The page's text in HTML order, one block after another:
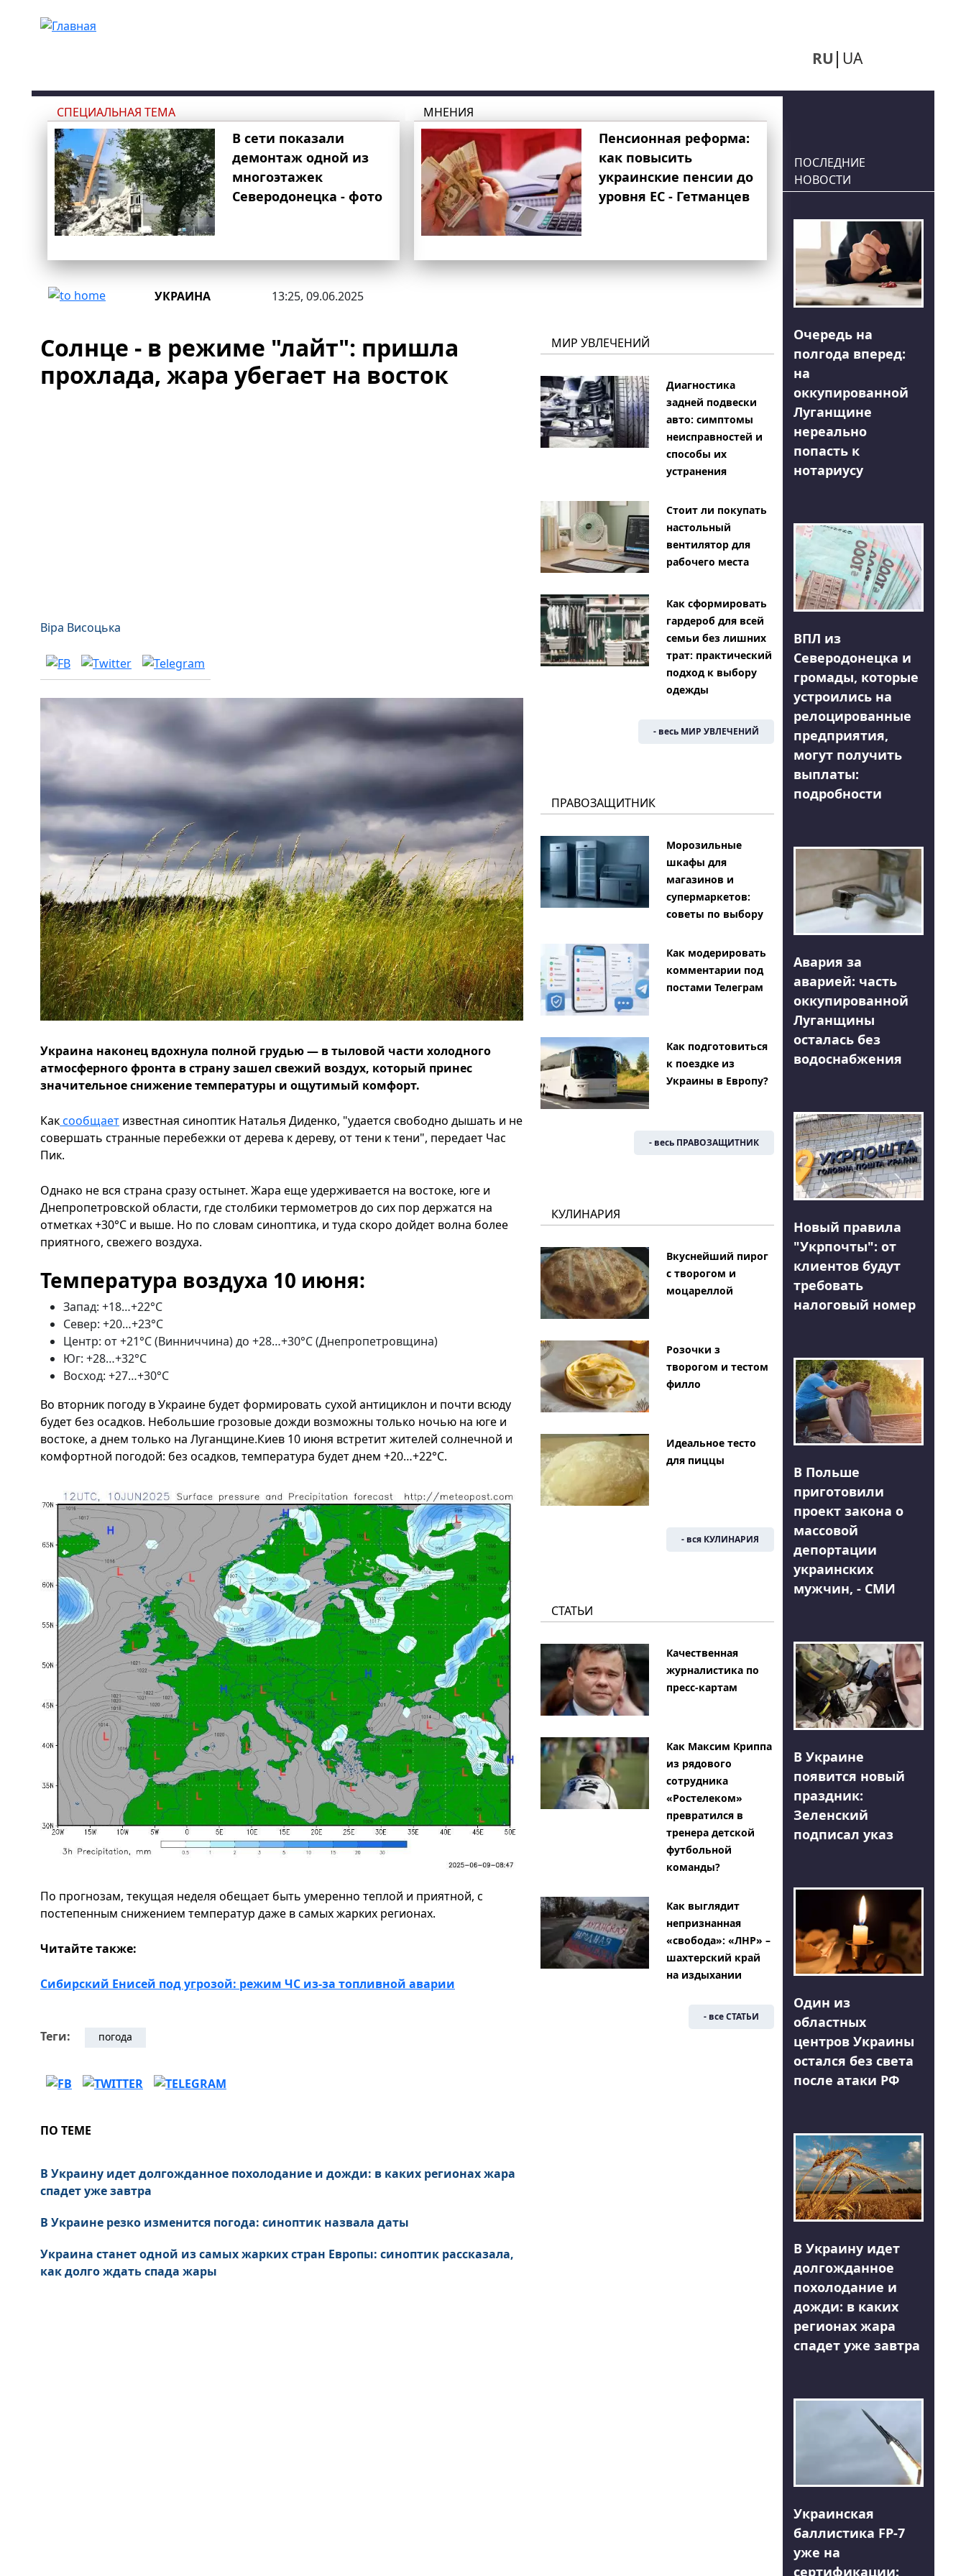
RU UA
СПЕЦИАЛЬНАЯ ТЕМА
В сети показали
демонтаж одной из
многоэтажек
Северодонецка - фото
МНЕНИЯ
Пенсионная реформа:
как повысить
украинские пенсии до
уровня ЕС - Гетманцев
УКРАИНА 13:25, 09.06.2025
Солнце - в режиме "лайт": пришла
прохлада, жара убегает на восток
Віра Висоцька
Украина наконец вдохнула полной грудью — в тыловой части холодного
атмосферного фронта в страну зашел свежий воздух, который принес
значительное снижение температуры и ощутимый комфорт.
Каксообщает известная синоптик Наталья Диденко, "удается свободно дышать и не
совершать странные перебежки от дерева к дереву, от тени к тени", передает Час
Пик.
Однако не вся страна сразу остынет. Жара еще удерживается на востоке, юге и
Днепропетровской области, где столбики термометров до сих пор держатся на
отметках +30°C и выше. Но по словам синоптика, и туда скоро дойдет волна более
приятного, свежего воздуха.
Температура воздуха 10 июня:
Запад: +18…+22°C
Север: +20…+23°C
Центр: от +21°C (Винниччина) до +28…+30°C (Днепропетровщина)
Юг: +28…+32°C
Восход: +27…+30°C
Во вторник погоду в Украине будет формировать сухой антициклон и почти всюду
будет без осадков. Небольшие грозовые дожди возможны только ночью на юге и
востоке, а днем ​​только на Луганщине.Киев 10 июня встретит жителей солнечной и
комфортной погодой: без осадков, температура будет днем ​​+20…+22°C.
По прогнозам, текущая неделя обещает быть умеренно теплой и приятной, с
постепенным снижением температур даже в самых жарких регионах.
Читайте также:
Сибирский Енисей под угрозой: режим ЧС из-за топливной аварии
Теги: погода
ПО ТЕМЕ
В Украину идет долгожданное похолодание и дожди: в каких регионах жара
спадет уже завтра
В Украине резко изменится погода: синоптик назвала даты
Украина станет одной из самых жарких стран Европы: синоптик рассказала,
как долго ждать спада жары
МИР УВЛЕЧЕНИЙ
Диагностика
задней подвески
авто: симптомы
неисправностей и
способы их
устранения
Стоит ли покупать
настольный
вентилятор для
рабочего места
Как сформировать
гардероб для всей
семьи без лишних
трат: практический
подход к выбору
одежды
- весь МИР УВЛЕЧЕНИЙ
ПРАВОЗАЩИТНИК
Морозильные
шкафы для
магазинов и
супермаркетов:
советы по выбору
Как модерировать
комментарии под
постами Телеграм
Как подготовиться
к поездке из
Украины в Европу?
- весь ПРАВОЗАЩИТНИК
КУЛИНАРИЯ
Вкуснейший пирог
с творогом и
моцареллой
Розочки з
творогом и тестом
филло
Идеальное тесто
для пиццы
- вся КУЛИНАРИЯ
СТАТЬИ
Качественная
журналистика по
пресс-картам
Как Максим Криппа
из рядового
сотрудника
«Ростелеком»
превратился в
тренера детской
футбольной
команды?
Как выглядит
непризнанная
«свобода»: «ЛНР» –
шахтерский край
на издыхании
- все СТАТЬИ
ПОСЛЕДНИЕ
НОВОСТИ
Очередь на
полгода вперед:
на
оккупированной
Луганщине
нереально
попасть к
нотариусу
ВПЛ из
Северодонецка и
громады, которые
устроились на
релоцированные
предприятия,
могут получить
выплаты:
подробности
Авария за
аварией: часть
оккупированной
Луганщины
осталась без
водоснабжения
Новый правила
"Укрпочты": от
клиентов будут
требовать
налоговый номер
В Польше
приготовили
проект закона о
массовой
депортации
украинских
мужчин, - СМИ
В Украине
появится новый
праздник:
Зеленский
подписал указ
Один из
областных
центров Украины
остался без света
после атаки РФ
В Украину идет
долгожданное
похолодание и
дожди: в каких
регионах жара
спадет уже завтра
Украинская
баллистика FP-7
уже на
сертификации: